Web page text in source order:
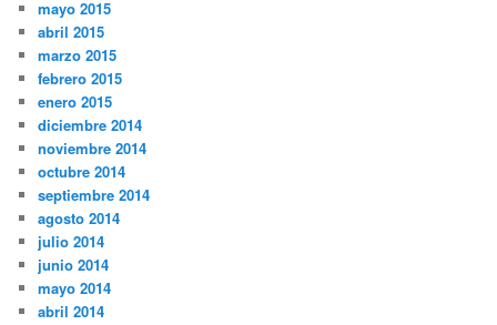
mayo 2015
abril 2015
marzo 2015
febrero 2015
enero 2015
diciembre 2014
noviembre 2014
octubre 2014
septiembre 2014
agosto 2014
julio 2014
junio 2014
mayo 2014
abril 2014